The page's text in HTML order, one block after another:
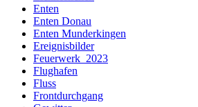
Enten
Enten Donau
Enten Munderkingen
Ereignisbilder
Feuerwerk_2023
Flughafen
Fluss
Frontdurchgang